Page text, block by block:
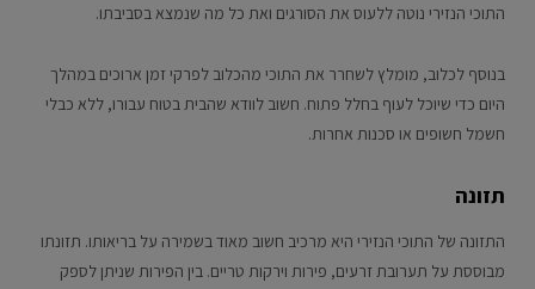
התוכי הנזירי נוטה ללעוס את הסורגים ואת כל מה שנמצא בסביבתו.
בנוסף לכלוב, מומלץ לשחרר את התוכי מהכלוב לפרקי זמן ארוכים במהלך
היום כדי שיוכל לעוף בחלל פתוח. חשוב לוודא שהבית בטוח עבורו, ללא כבלי
חשמל חשופים או סכנות אחרות.
תזונה
התזונה של התוכי הנזירי היא מרכיב חשוב מאוד בשמירה על בריאותו. תזונתו
מבוססת על תערובת זרעים, פירות וירקות טריים. בין הפירות שניתן לספק